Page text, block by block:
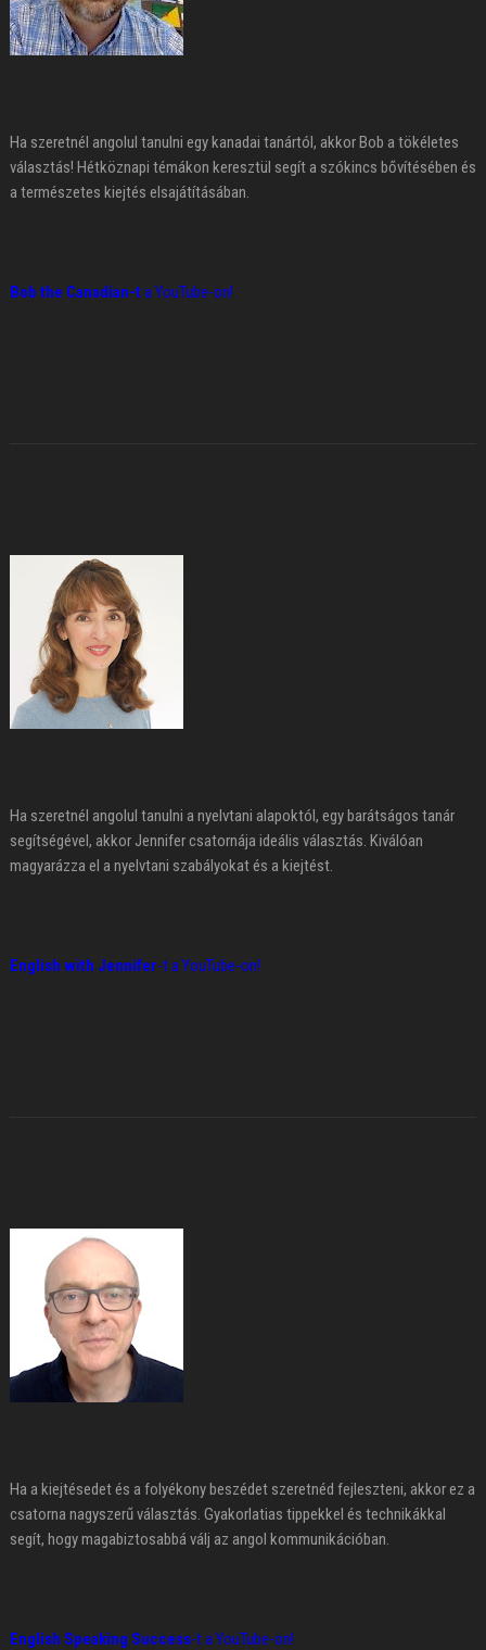
Ha szeretnél angolul tanulni egy kanadai tanártól, akkor Bob a tökéletes
választás! Hétköznapi témákon keresztül segít a szókincs bővítésében és
a természetes kiejtés elsajátításában.
Bob the Canadian-t a YouTube-on!
Ha szeretnél angolul tanulni a nyelvtani alapoktól, egy barátságos tanár
segítségével, akkor Jennifer csatornája ideális választás. Kiválóan
magyarázza el a nyelvtani szabályokat és a kiejtést.
English with Jennifer-t a YouTube-on!
Ha a kiejtésedet és a folyékony beszédet szeretnéd fejleszteni, akkor ez a
csatorna nagyszerű választás. Gyakorlatias tippekkel és technikákkal
segít, hogy magabiztosabbá válj az angol kommunikációban.
English Speaking Success-t a YouTube-on!